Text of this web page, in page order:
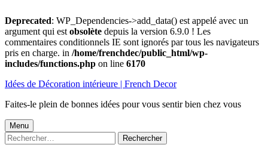
Deprecated: WP_Dependencies->add_data() est appelé avec un
argument qui est obsolète depuis la version 6.9.0 ! Les
commentaires conditionnels IE sont ignorés par tous les navigateurs
pris en charge. in /home/frenchdec/public_html/wp-
includes/functions.php on line 6170
au
Idées de Décoration intérieure | French Decor
Faites-le plein de bonnes idées pour vous sentir bien chez vous
Menu
principal
Menu
Rechercher :